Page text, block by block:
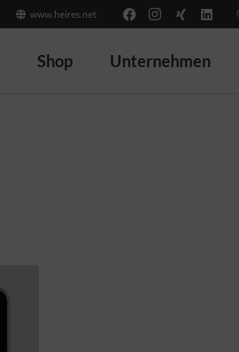
www.heires.net
Shop Unternehmen